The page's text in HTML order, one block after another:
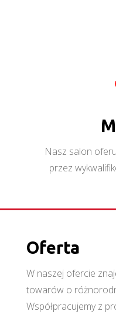
Nasz salon
przez
Oferta
W naszej ofercie
towarów o
Współpracujemy z